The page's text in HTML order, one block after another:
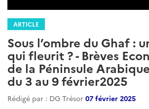
ARTICLE
Sous l’ombre du Ghaf :
qui fleurit ? - Brèves
de la Péninsule
du 3 au 9 février2025
Rédigé par : DG Trésor 07 février 2025